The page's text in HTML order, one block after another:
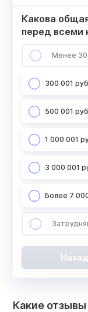
Какова
перед всеми
Менее
300 001
500 001
1 000 001
3 000 001
Более 7
Назад
Какие